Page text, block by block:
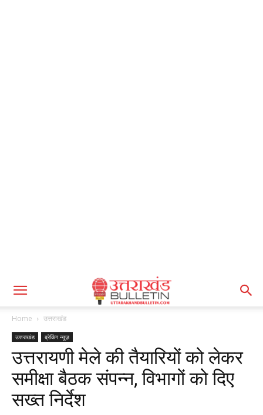
Home उत्तराखंड
उत्तराखंड ब्रेकिंग न्यूज़
उत्तरायणी मेले की तैयारियों को लेकर
समीक्षा बैठक संपन्न, विभागों को दिए
सख्त निर्देश